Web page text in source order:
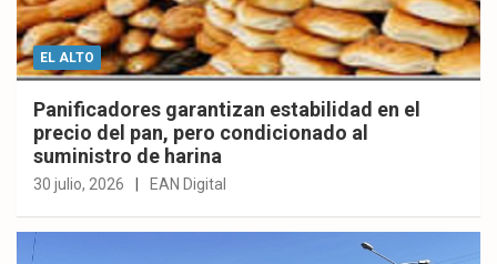
EL ALTO
Panificadores garantizan estabilidad en el
precio del pan, pero condicionado al
suministro de harina
30 julio, 2026 EAN Digital